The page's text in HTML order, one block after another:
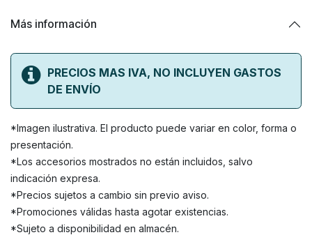
Más información
PRECIOS MAS IVA, NO INCLUYEN GASTOS
DE ENVÍO
*Imagen ilustrativa. El producto puede variar en color, forma o
presentación.
*Los accesorios mostrados no están incluidos, salvo
indicación expresa.
*Precios sujetos a cambio sin previo aviso.
*Promociones válidas hasta agotar existencias.
*Sujeto a disponibilidad en almacén.